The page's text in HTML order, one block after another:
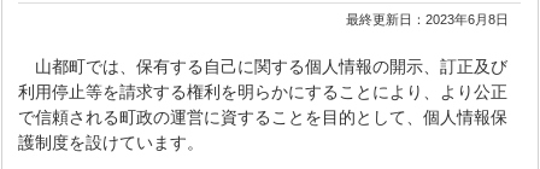
最終更新日：2023年6月8日
山都町では、保有する自己に関する個人情報の開示、訂正及び
利用停止等を請求する権利を明らかにすることにより、より公正
で信頼される町政の運営に資することを目的として、個人情報保
護制度を設けています。